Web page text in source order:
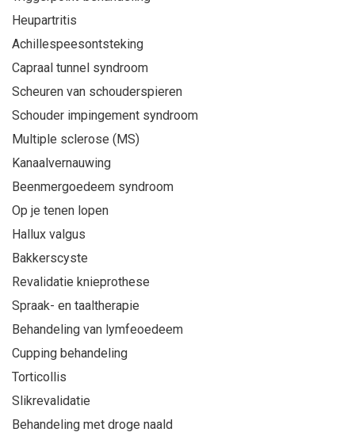
Heupartritis
Achillespeesontsteking
Capraal tunnel syndroom
Scheuren van schouderspieren
Schouder impingement syndroom
Multiple sclerose (MS)
Kanaalvernauwing
Beenmergoedeem syndroom
Op je tenen lopen
Hallux valgus
Bakkerscyste
Revalidatie knieprothese
Spraak- en taaltherapie
Behandeling van lymfeoedeem
Cupping behandeling
Torticollis
Slikrevalidatie
Behandeling met droge naald